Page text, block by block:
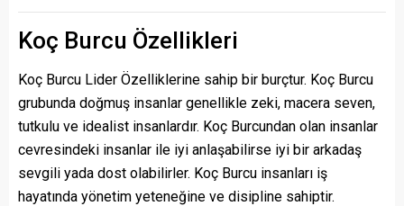
Koç Burcu Özellikleri
Koç Burcu Lider Özelliklerine sahip bir burçtur. Koç Burcu
grubunda doğmuş insanlar genellikle zeki, macera seven,
tutkulu ve idealist insanlardır. Koç Burcundan olan insanlar
cevresindeki insanlar ile iyi anlaşabilirse iyi bir arkadaş
sevgili yada dost olabilirler. Koç Burcu insanları iş
hayatında yönetim yeteneğine ve disipline sahiptir.